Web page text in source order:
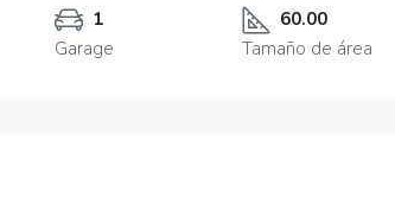
1
Garage
60.00
Tamaño de área